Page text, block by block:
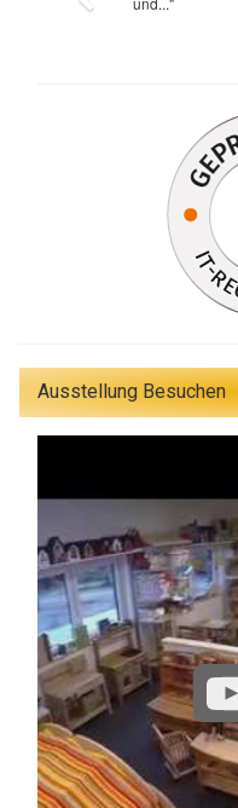
Ausstellung Besuchen